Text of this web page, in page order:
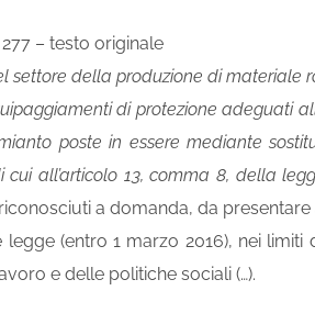
– testo originale
settore della produzione di materiale
di protezione adeguati
poste in essere mediante
cui all’articolo 13, comma 8, della
a domanda, da
legge (entro 1 marzo 2016), nei
e delle politiche sociali (…).